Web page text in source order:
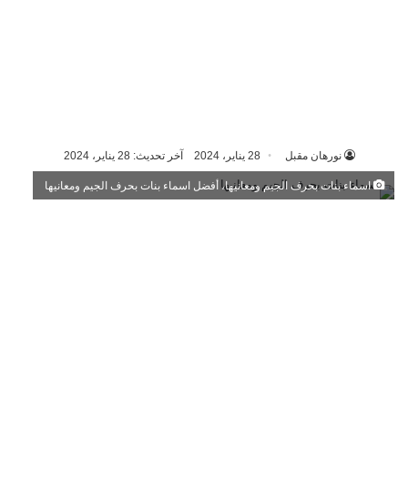
نورهان مقبل 28 يناير، 2024 آخر تحديث: 28 يناير، 2024
اسماء بنات بحرف الجيم ومعانيها، أفضل اسماء بنات بحرف الجيم ومعانيها